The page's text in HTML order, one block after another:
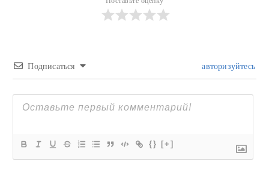
Подписаться авторизуйтесь
{} [+]